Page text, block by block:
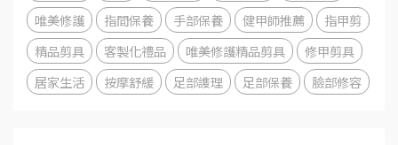
唯美修護
指間保養 手部保養 健甲師推薦
指甲剪
精品剪具
客製化禮品 唯美修護精品剪具
修甲剪具
居家生活
按摩舒緩 足部謢理 足部保養 臉部修容